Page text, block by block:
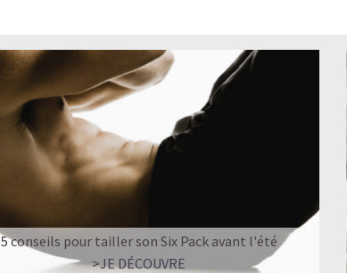
5 conseils pour tailler son Six Pack avant l'été
>JE DÉCOUVRE